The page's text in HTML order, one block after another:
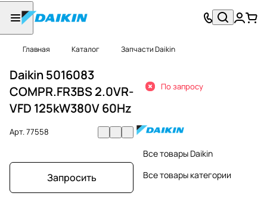
Главная Каталог Запчасти Daikin
Daikin 5016083
COMPR.FR3BS 2.0VR-
VFD 125kW380V 60Hz
Арт.77558
Запросить
По запросу
Все товары Daikin
Все товары категории